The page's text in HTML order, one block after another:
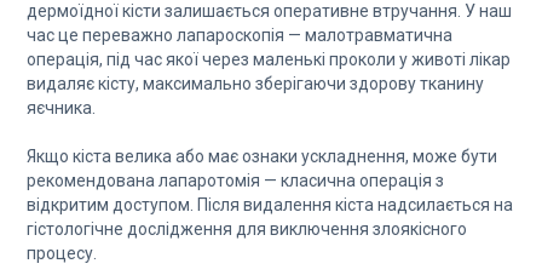
дермоїдної кісти залишається оперативне втручання. У наш
час це переважно лапароскопія — малотравматична
операція, під час якої через маленькі проколи у животі лікар
видаляє кісту, максимально зберігаючи здорову тканину
яєчника.
Якщо кіста велика або має ознаки ускладнення, може бути
рекомендована лапаротомія — класична операція з
відкритим доступом. Після видалення кіста надсилається на
гістологічне дослідження для виключення злоякісного
процесу.